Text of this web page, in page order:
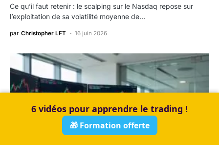
Ce qu’il faut retenir : le scalping sur le Nasdaq repose sur
l’exploitation de sa volatilité moyenne de…
par Christopher LFT 16 juin 2026
6 vidéos pour apprendre le trading !
🎁 Formation offerte